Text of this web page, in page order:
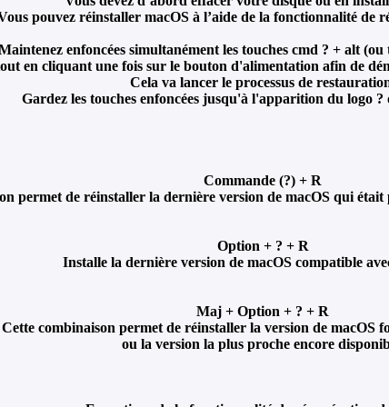
pouvez réinstaller macOS à l’aide de la fonctionnalité de
enfoncées simultanément les touches cmd ? + alt
en cliquant une fois sur le bouton d'alimentation afin de
Cela va lancer le processus de
Gardez les touches enfoncées jusqu'à l'apparition du logo ?
Commande (?) + R
permet de réinstaller la dernière version de macOS qui
Option + ? + R
Installe la dernière version de macOS compatible
Maj + Option + ? + R
Cette combinaison permet de réinstaller la version de macOS
ou la version la plus proche encore